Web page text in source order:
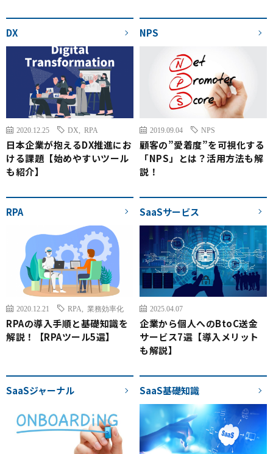
DX
2020.12.25 DX RPA
日本企業が抱えるDX推進にお
ける課題【始めやすいツール
も紹介】
NPS
2019.09.04 NPS
顧客の”愛着度”を可視化する
「NPS」とは？活用方法も解
説！
RPA
2020.12.21 RPA 業務効率化
RPAの導入手順と基礎知識を
解説！【RPAツール5選】
SaaSサービス
2025.04.07
企業から個人へのBtoC送金
サービス7選【導入メリット
も解説】
SaaSジャーナル SaaS基礎知識